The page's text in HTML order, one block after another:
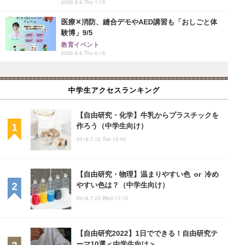
2026.8.6 Thu 1:15
医療✕消防、縫合デモやAED講習も「おしごと体
験博」9/5
教育イベント
2026.8.6 Thu 0:15
中学生アクセスランキング
【自由研究・化学】牛乳からプラスチックを
作ろう（中学生向け）
2018.7.10 Tue 15:00
【自由研究・物理】温まりやすい色 or 冷め
やすい色は？（中学生向け）
2018.7.25 Wed 17:15
【自由研究2022】1日でできる！自由研究テ